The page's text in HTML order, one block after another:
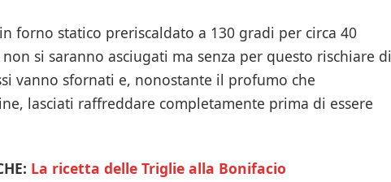
forno statico preriscaldato a 130 gradi per circa 40
si saranno asciugati ma senza per questo rischiare di
vanno sfornati e, nonostante il profumo che
lasciati raffreddare completamente prima di essere
La ricetta delle Triglie alla Bonifacio